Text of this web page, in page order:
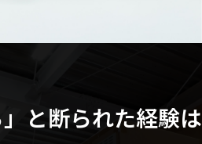
」と断られた経験は